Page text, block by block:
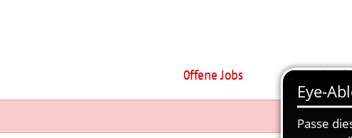
Offene Jobs AWO als